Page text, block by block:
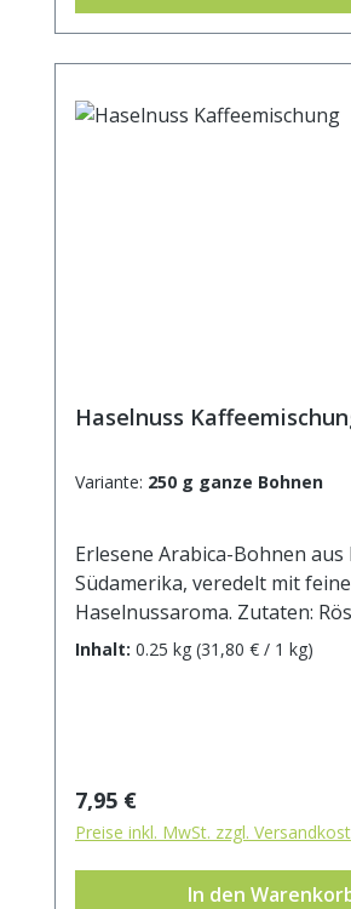
Geschmack noch deutlich, wenn Milch oder
Aroma.
Haselnuss
Variante: 250 g ganze Bohnen
Erlesene Arabica-Bohnen
Südamerika, veredelt mit
Haselnussaroma. Zutaten:
(100% Arabica), Aroma.
Inhalt: 0.25 kg (31,80 € / 1 kg)
Regulärer Preis:
7,95 €
Preise inkl. MwSt. zzgl.
In den